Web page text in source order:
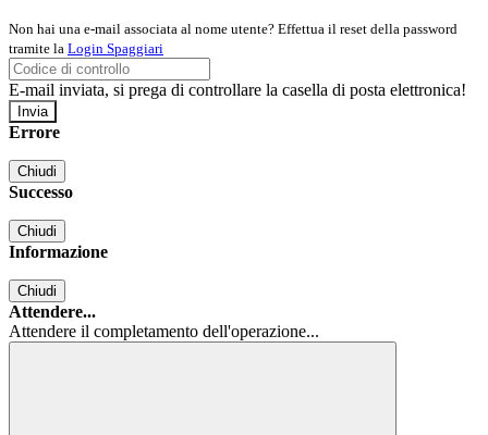
Non hai una e-mail associata al nome utente? Effettua il reset della password
tramite la Login Spaggiari
E-mail inviata, si prega di controllare la casella di posta elettronica!
Errore
Chiudi
Successo
Chiudi
Informazione
Chiudi
Attendere...
Attendere il completamento dell'operazione...